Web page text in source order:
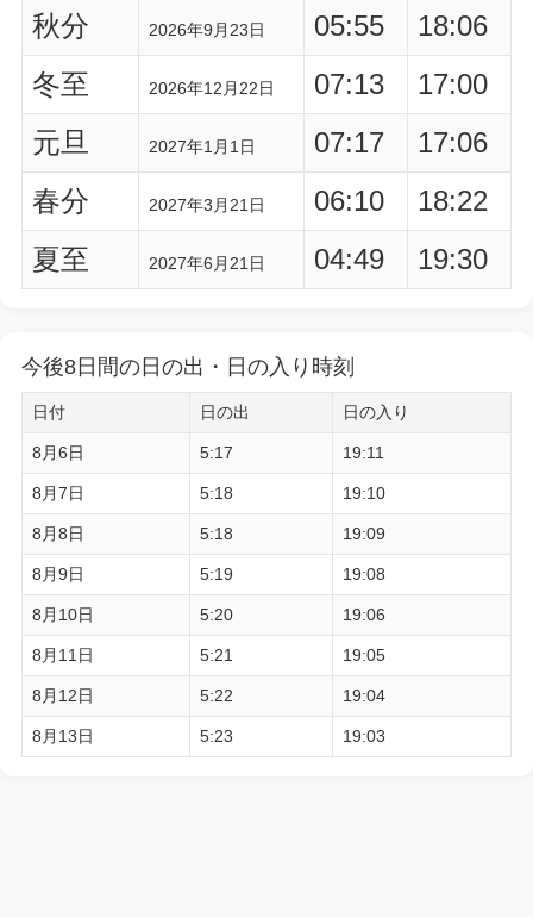
秋分 2026年9月23日 05:55
18:06
冬至
2026年12月22日 07:13
17:00
元旦
2027年1月1日 07:17
17:06
春分
2027年3月21日 06:10
18:22
夏至
2027年6月21日 04:49 19:30
今後8日間の日の出・日の入り時刻
日付 日の出 日の入り
8月6日 5:17 19:11
8月7日 5:18 19:10
8月8日 5:18 19:09
8月9日 5:19 19:08
8月10日 5:20 19:06
8月11日 5:21 19:05
8月12日 5:22 19:04
8月13日 5:23 19:03